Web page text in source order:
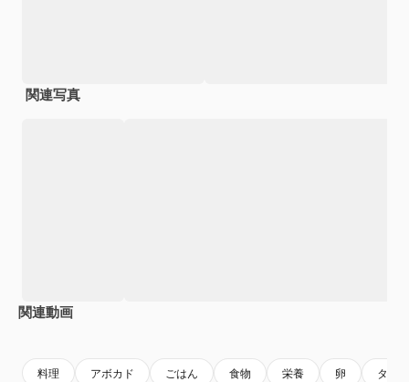
関連写真
関連動画
料理 アボカド ごはん 食物 栄養 卵 タン